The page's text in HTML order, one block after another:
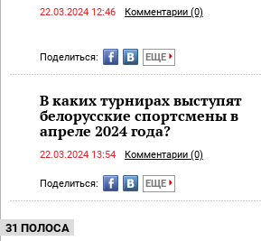
22.03.2024 12:46 Комментарии (0)
Поделиться: ЕЩЕ
В каких турнирах выступят
белорусские спортсмены в
апреле 2024 года?
22.03.2024 13:54 Комментарии (0)
Поделиться: ЕЩЕ
31 ПОЛОСА